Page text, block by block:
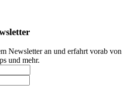
Newsletter an und erfahrt vorab von
und mehr.